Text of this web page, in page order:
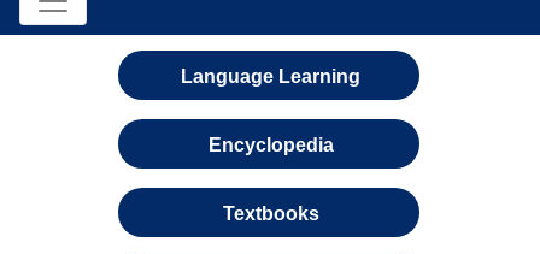
Language Learning
Encyclopedia
Textbooks